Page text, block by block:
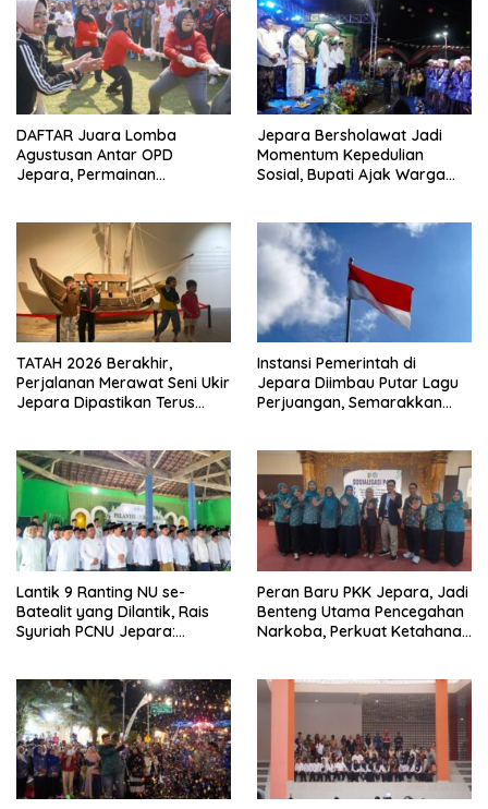
DAFTAR Juara Lomba
Agustusan Antar OPD
Jepara, Permainan
Jepara Bersholawat Jadi
Momentum Kepedulian
Sosial, Bupati Ajak Warga
TATAH 2026 Berakhir,
Perjalanan Merawat Seni Ukir
Jepara Dipastikan Terus
Instansi Pemerintah di
Jepara Diimbau Putar Lagu
Perjuangan, Semarakkan
Lantik 9 Ranting NU se-
Batealit yang Dilantik, Rais
Syuriah PCNU Jepara:
Peran Baru PKK Jepara, Jadi
Benteng Utama Pencegahan
Narkoba, Perkuat Ketahanan